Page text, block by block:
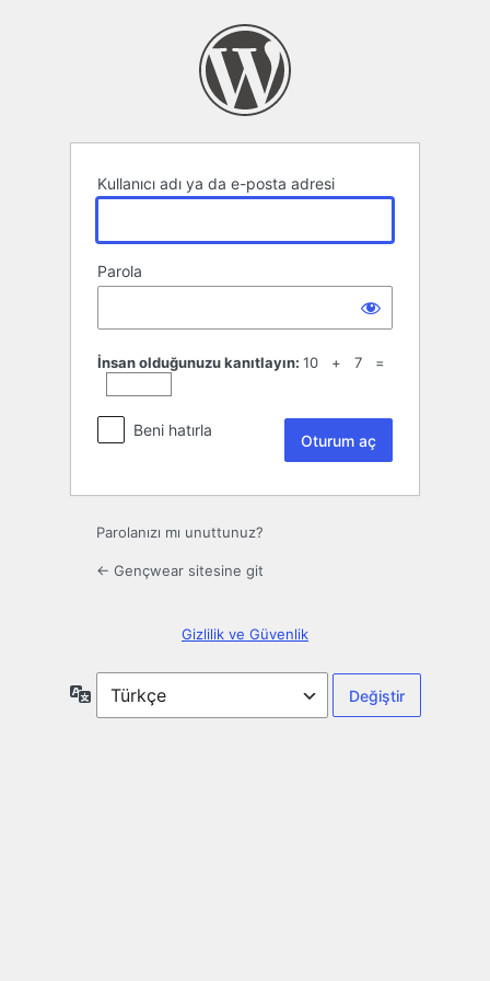
Kullanıcı adı ya da e-posta adresi
Parola
İnsan olduğunuzu kanıtlayın: 10 + 7 =
Beni hatırla
Parolanızı mı unuttunuz?
← Gençwear sitesine git
Gizlilik ve Güvenlik
Dil